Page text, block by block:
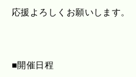
応援よろしくお願いします。
■開催日程